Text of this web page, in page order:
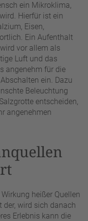
ein Mikroklima,
Hierfür ist ein
Eisen,
Ein Aufenthalt
vor allem als
Luft und das
angenehm für die
ein. Dazu
Beleuchtung
entscheiden,
angenehmen
heißer Quellen
der, wird sich danach
Erlebnis kann die